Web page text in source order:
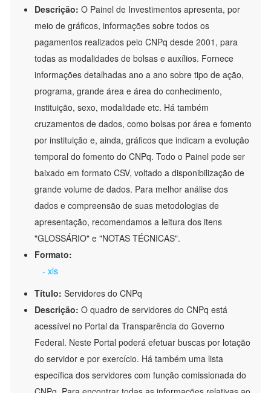
Descrição: O Painel de Investimentos apresenta, por
meio de gráficos, informações sobre todos os
pagamentos realizados pelo CNPq desde 2001, para
todas as modalidades de bolsas e auxílios. Fornece
informações detalhadas ano a ano sobre tipo de ação,
programa, grande área e área do conhecimento,
instituição, sexo, modalidade etc. Há também
cruzamentos de dados, como bolsas por área e fomento
por instituição e, ainda, gráficos que indicam a evolução
temporal do fomento do CNPq. Todo o Painel pode ser
baixado em formato CSV, voltado a disponibilização de
grande volume de dados. Para melhor análise dos
dados e compreensão de suas metodologias de
apresentação, recomendamos a leitura dos itens
"GLOSSÁRIO" e "NOTAS TÉCNICAS".
Formato:
- xls
Título: Servidores do CNPq
Descrição: O quadro de servidores do CNPq está
acessível no Portal da Transparência do Governo
Federal. Neste Portal poderá efetuar buscas por lotação
do servidor e por exercício. Há também uma lista
específica dos servidores com função comissionada do